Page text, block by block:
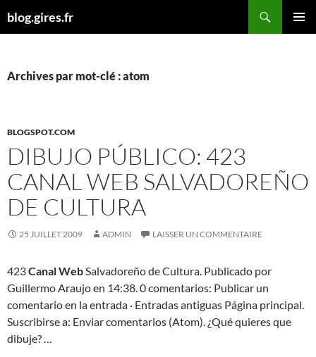
aublog.gires.fr
Archives par mot-clé : atom
BLOGSPOT.COM
DIBUJO PÚBLICO: 423
CANAL WEB SALVADOREÑO
DE CULTURA
25 JUILLET 2009 ADMIN LAISSER UN COMMENTAIRE
423Canal WebSalvadoreño de Cultura. Publicado por
Guillermo Araujo en 14:38. 0 comentarios: Publicar un
comentario en la entrada · Entradas antiguas Página principal.
Suscribirse a: Enviar comentarios (Atom). ¿Qué quieres que
dibuje? …